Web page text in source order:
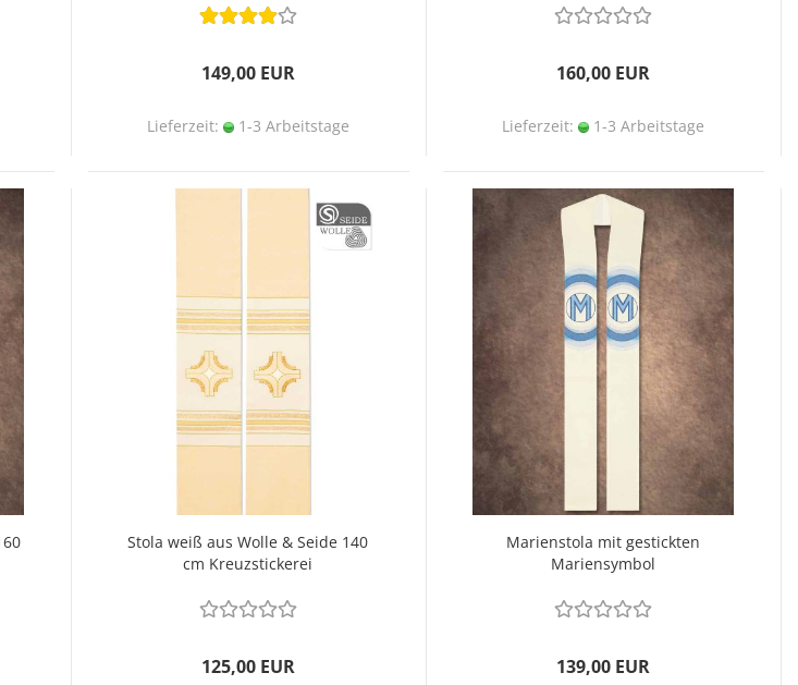
149,00 EUR
Lieferzeit: 1-3 Arbeitstage
160,00 EUR
Lieferzeit: 1-3 Arbeitstage
Stola weiß aus Wolle & Seide 140
cm Kreuzstickerei
125,00 EUR
Marienstola mit gestickten
Mariensymbol
139,00 EUR